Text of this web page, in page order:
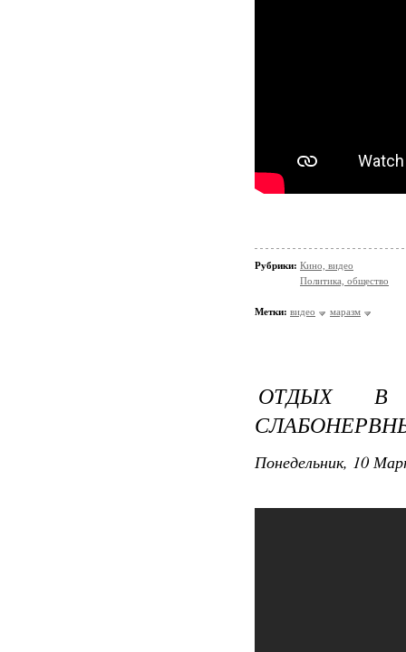
Рубрики: Кино, видео
Политика, общество
Метки: видео маразм
ОТДЫХ
Понедельник, 10